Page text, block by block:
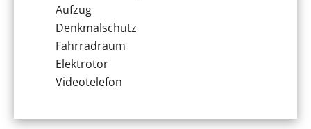
Aufzug
Denkmalschutz
Fahrradraum
Elektrotor
Videotelefon